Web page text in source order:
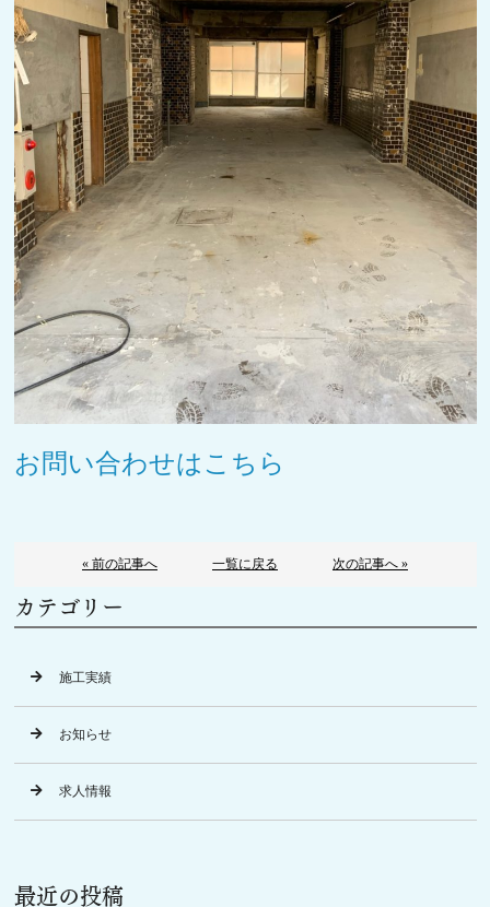
お問い合わせはこちら
« 前の記事へ 一覧に戻る 次の記事へ »
カテゴリー
施工実績
お知らせ
求人情報
最近の投稿